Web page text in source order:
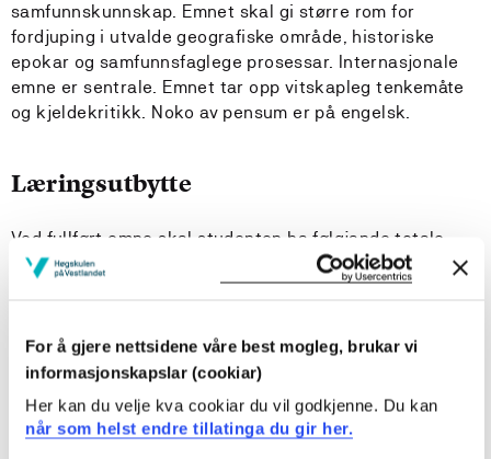
For å gjere nettsidene våre best mogleg, brukar vi
informasjonskapslar (cookiar)
Her kan du velje kva cookiar du vil godkjenne. Du kan
når som helst endre tillatinga du gir her.
samfunnskunnskap. Emnet skal gi større rom for
fordjuping i utvalde geografiske område, historiske
epokar og samfunnsfaglege prosessar. Internasjonale
emne er sentrale. Emnet tar opp vitskapleg tenkemåte
og kjeldekritikk. Noko av pensum er på engelsk.
Læringsutbytte
Ved fullført emne skal studenten ha følgjande totale
læringsutbyte:
Kandidaten
har djupnekunnskap om verdigrunnlaget og mandatet
for skulen og skulen sin plass i samfunnet